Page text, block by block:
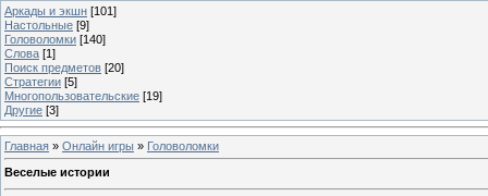
Аркады и экшн [101]
Настольные [9]
Головоломки [140]
Слова [1]
Поиск предметов [20]
Стратегии [5]
Многопользовательские [19]
Другие [3]
Главная » Онлайн игры » Головоломки
Веселые истории